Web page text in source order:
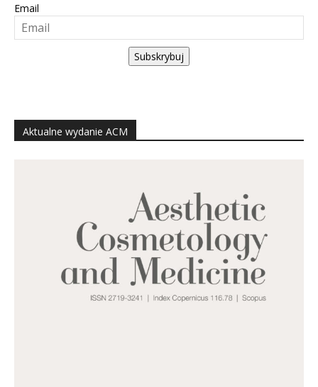
Email
Subskrybuj
Aktualne wydanie ACM